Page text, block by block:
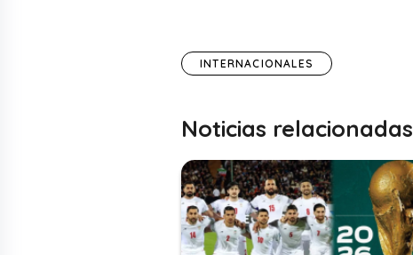
INTERNACIONALES
Noticias relacionadas